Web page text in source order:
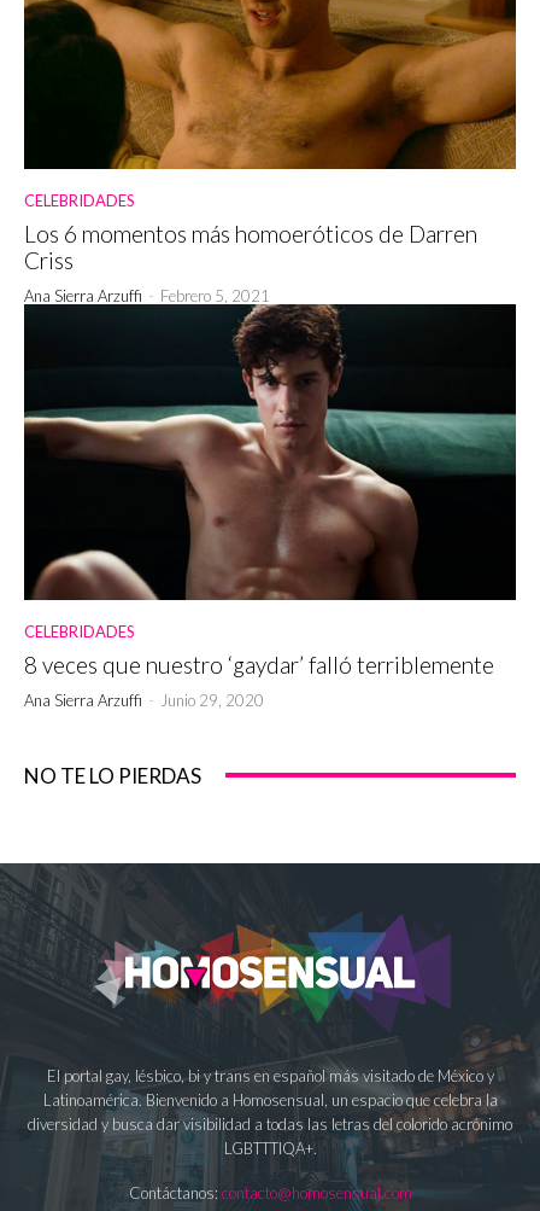
CELEBRIDADES
Los 6 momentos más homoeróticos de Darren
Criss
Ana Sierra Arzuffi - Febrero 5, 2021
CELEBRIDADES
8 veces que nuestro ‘gaydar’ falló terriblemente
Ana Sierra Arzuffi - Junio 29, 2020
NO TE LO PIERDAS
El portal gay, lésbico, bi y trans en español más visitado de México y
Latinoamérica. Bienvenido a Homosensual, un espacio que celebra la
diversidad y busca dar visibilidad a todas las letras del colorido acrónimo
LGBTTTIQA+.
Contáctanos: contacto@homosensual.com